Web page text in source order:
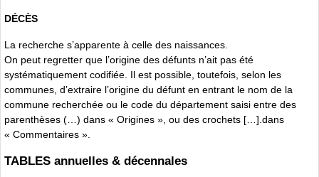
DÉCÈS
La recherche s’apparente à celle des naissances.
On peut regretter que l’origine des défunts n’ait pas été
systématiquement codifiée. Il est possible, toutefois, selon les
communes, d’extraire l’origine du défunt en entrant le nom de la
commune recherchée ou le code du département saisi entre des
parenthèses (…) dans « Origines », ou des crochets […].dans
« Commentaires ».
TABLES annuelles & décennales